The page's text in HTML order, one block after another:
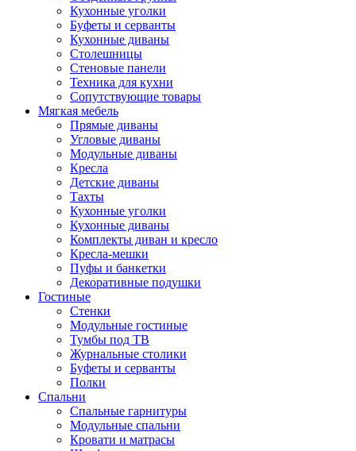
Кухонные уголки
Буфеты и серванты
Кухонные диваны
Столешницы
Стеновые панели
Техника для кухни
Сопутствующие товары
Мягкая мебель
Прямые диваны
Угловые диваны
Модульные диваны
Кресла
Детские диваны
Тахты
Кухонные уголки
Кухонные диваны
Комплекты диван и кресло
Кресла-мешки
Пуфы и банкетки
Декоративные подушки
Гостиные
Стенки
Модульные гостиные
Тумбы под ТВ
Журнальные столики
Буфеты и серванты
Полки
Спальни
Спальные гарнитуры
Модульные спальни
Кровати и матрасы